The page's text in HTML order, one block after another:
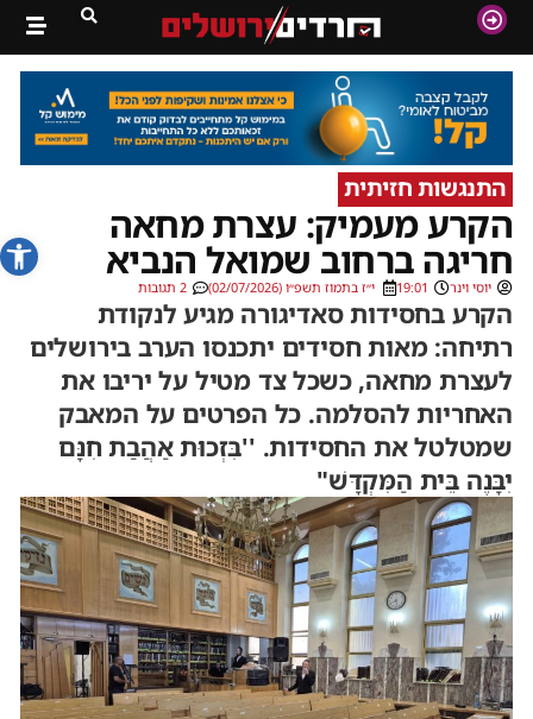
פתח
התנגשות חזיתית
הקרע מעמיק: עצרת מחאה
חריגה ברחוב שמואל הנביא
יוסי וינר 19:01 י״ז בתמוז תשפ״ו (02/07/2026) 2 תגובות
הקרע בחסידות סאדיגורה מגיע לנקודת
רתיחה: מאות חסידים יתכנסו הערב בירושלים
לעצרת מחאה, כשכל צד מטיל על יריבו את
האחריות להסלמה. כל הפרטים על המאבק
שמטלטל את החסידות. ''בִּזְכוּת אַהֲבַת חִנָּם
יִבָּנֶה בֵּית הַמִּקְדָּשׁ"